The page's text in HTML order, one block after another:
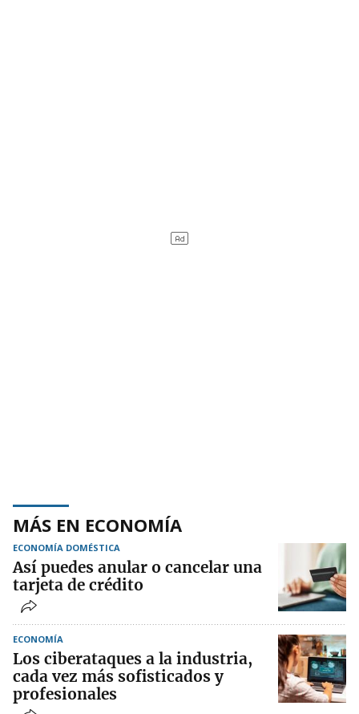
MÁS EN ECONOMÍA
ECONOMÍA DOMÉSTICA
Así puedes anular o cancelar una
tarjeta de crédito
ECONOMÍA
Los ciberataques a la industria,
cada vez más sofisticados y
profesionales